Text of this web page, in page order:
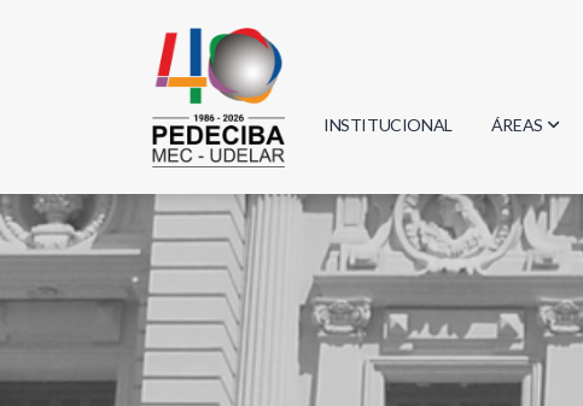
INSTITUCIONAL ÁREAS
Biología
Física
Informática
Matemática